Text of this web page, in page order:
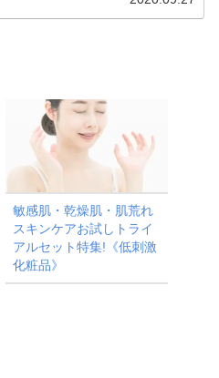
敏感肌・乾燥肌・肌荒れ
スキンケアお試しトライ
アルセット特集!《低刺激
化粧品》